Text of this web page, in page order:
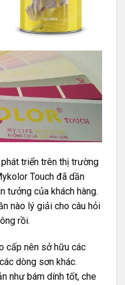
triển trên thị trường
Touch đã dần
tưởng của khách hàng.
nào lý giải cho câu hỏi
rồi.
cấp nên sở hữu các
dòng sơn khác.
như bám dính tốt, che